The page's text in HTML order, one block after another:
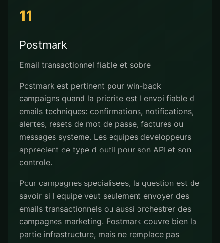
11
Postmark
Email transactionnel fiable et sobre
Postmark est pertinent pour win-back
campaigns quand la priorite est l envoi fiable d
emails techniques: confirmations, notifications,
alertes, resets de mot de passe, factures ou
messages systeme. Les equipes developpeurs
apprecient ce type d outil pour son API et son
controle.
Pour campagnes specialisees, la question est de
savoir si l equipe veut seulement envoyer des
emails transactionnels ou aussi orchestrer des
campagnes marketing. Postmark couvre bien la
partie infrastructure, mais ne remplace pas